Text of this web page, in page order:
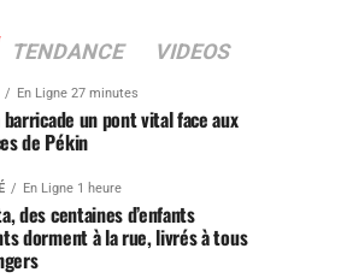
TENDANCE VIDEOS
En Ligne 27 minutes
barricade un pont vital face aux
de Pékin
En Ligne 1 heure
des centaines d’enfants
dorment à la rue, livrés à tous